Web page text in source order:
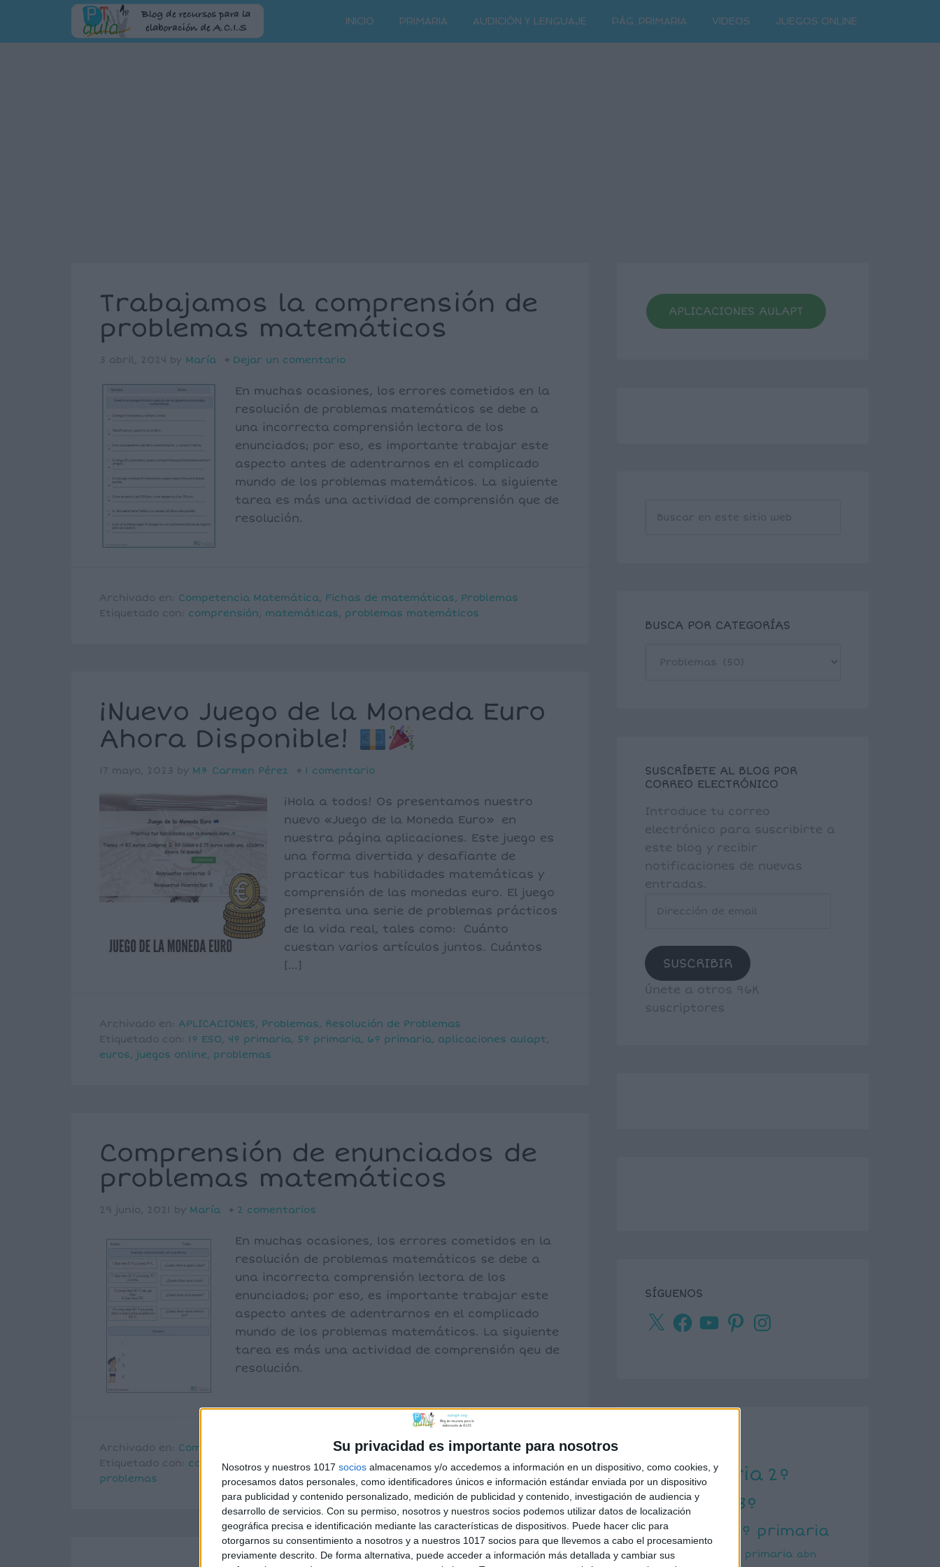
Su privacidad es importante para nosotros
Nosotros y nuestros 1017 socios almacenamos y/o accedemos a información en un dispositivo, como cookies, y
procesamos datos personales, como identificadores únicos e información estándar enviada por un dispositivo
para publicidad y contenido personalizado, medición de publicidad y contenido, investigación de audiencia y
desarrollo de servicios. Con su permiso, nosotros y nuestros socios podemos utilizar datos de localización
geográfica precisa e identificación mediante las características de dispositivos. Puede hacer clic para
otorgarnos su consentimiento a nosotros y a nuestros 1017 socios para que llevemos a cabo el procesamiento
previamente descrito. De forma alternativa, puede acceder a información más detallada y cambiar sus
INICIO PRIMARIA AUDICIÓN Y LENGUAJE PÁG. PRIMARIA VIDEOS JUEGOS ONLINE
Trabajamos la comprensión de
problemas matemáticos
3 abril, 2024 by María Dejar un comentario
En muchas ocasiones, los errores cometidos en la
resolución de problemas matemáticos se debe a
una incorrecta comprensión lectora de los
enunciados; por eso, es importante trabajar este
aspecto antes de adentrarnos en el complicado
mundo de los problemas matemáticos. La siguiente
tarea es más una actividad de comprensión que de
resolución.
Archivado en: Competencia Matemática, Fichas de matemáticas, Problemas
Etiquetado con: comprensión, matemáticas, problemas matemáticos
¡Nuevo Juego de la Moneda Euro
Ahora Disponible!
17 mayo, 2023 by Mª Carmen Pérez 1 comentario
¡Hola a todos! Os presentamos nuestro
nuevo «Juego de la Moneda Euro» en
nuestra página aplicaciones. Este juego es
una forma divertida y desafiante de
practicar tus habilidades matemáticas y
comprensión de las monedas euro. El juego
presenta una serie de problemas prácticos
de la vida real, tales como: Cuánto
cuestan varios artículos juntos. Cuántos
[…]
Archivado en: APLICACIONES, Problemas, Resolución de Problemas
Etiquetado con: 1º ESO, 4º primaria, 5º primaria, 6º primaria, aplicaciones aulapt,
euros, juegos online, problemas
Comprensión de enunciados de
problemas matemáticos
29 junio, 2021 by María 2 comentarios
En muchas ocasiones, los errores cometidos en la
resolución de problemas matemáticos se debe a
una incorrecta comprensión lectora de los
enunciados; por eso, es importante trabajar este
aspecto antes de adentrarnos en el complicado
mundo de los problemas matemáticos. La siguiente
tarea es más una actividad de comprensión qeu de
resolución.
Archivado en: Comprensión lectora MATEMÁTICAS,Problemas
Etiquetado con: comprensión lectora,enunciados matemáticos ,resolución de
problemas
APLICACIONES AULAPT
BUSCA POR CATEGORÍAS
SUSCRÍBETE AL BLOG POR
CORREO ELECTRÓNICO
Introduce tu correo
electrónico para suscribirte a
este blog y recibir
notificaciones de nuevas
entradas.
SUSCRIBIR
Únete a otros 96K
suscriptores
SÍGUENOS
X
Facebook
YouTubePinterestInstagram
1º primaria 2º
primaria
3º
primaria
4º primaria
5º primaria 6º primaria abn